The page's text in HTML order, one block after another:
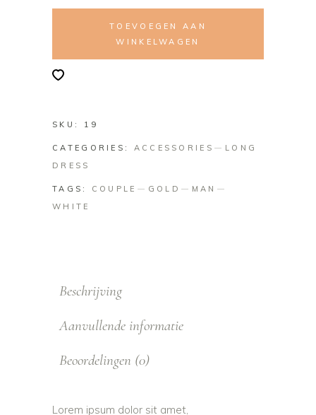
TOEVOEGEN AAN
WINKELWAGEN
SKU: 19
CATEGORIES: ACCESSORIES
LONG
DRESS
TAGS: COUPLE GOLD
MAN
WHITE
Beschrijving
Aanvullende informatie
Beoordelingen (0)
Lorem ipsum dolor sit amet,